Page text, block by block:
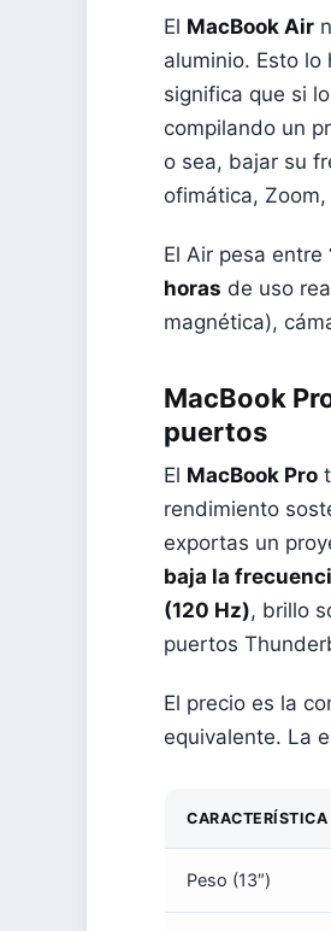
El MacBook Air
aluminio. Esto
significa que si
compilando un
o sea, bajar su
ofimática,
El Air pesa entre
horas de uso
magnética),
MacBook
puertos
El MacBook Pro
rendimiento
exportas un
baja la
(120 Hz), brillo
puertos
El precio es la
equivalente. La
CARACTERÍSTICA
Peso (13″)